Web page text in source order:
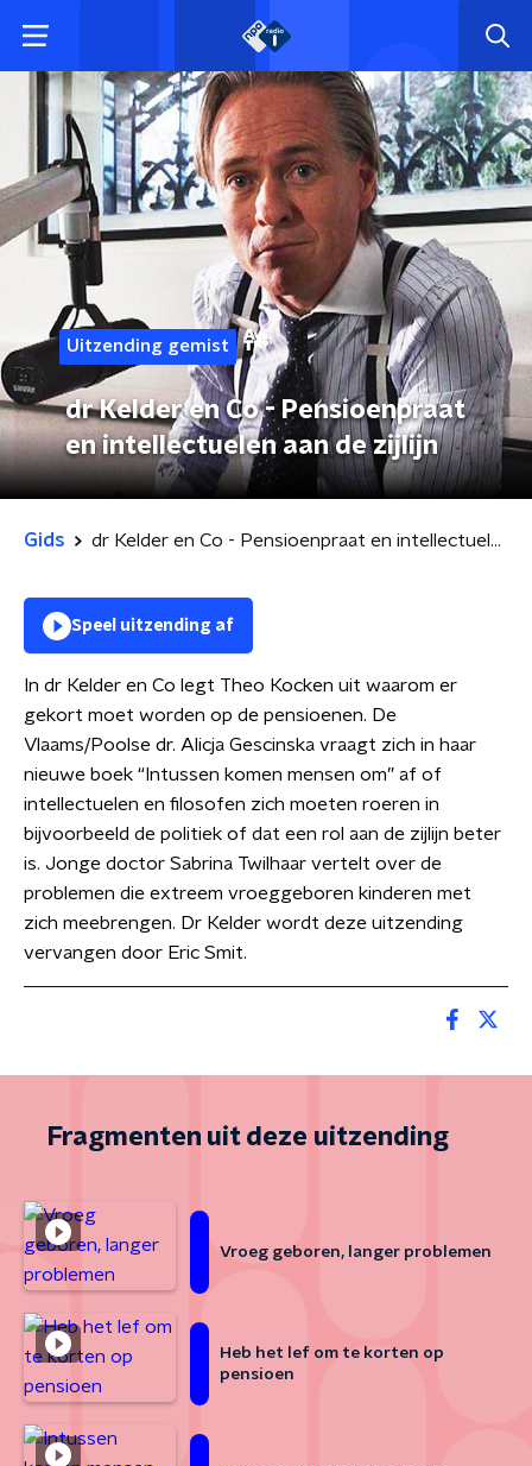
Uitzending gemist
dr Kelder en Co - Pensioenpraat
en intellectuelen aan de zijlijn
Gids dr Kelder en Co - Pensioenpraat en intellectuelen aan de zijlijn
Speel uitzending af
In dr Kelder en Co legt Theo Kocken uit waarom er
gekort moet worden op de pensioenen. De
Vlaams/Poolse dr. Alicja Gescinska vraagt zich in haar
nieuwe boek “Intussen komen mensen om” af of
intellectuelen en filosofen zich moeten roeren in
bijvoorbeeld de politiek of dat een rol aan de zijlijn beter
is. Jonge doctor Sabrina Twilhaar vertelt over de
problemen die extreem vroeggeboren kinderen met
zich meebrengen. Dr Kelder wordt deze uitzending
vervangen door Eric Smit.
Fragmenten uit deze uitzending
Vroeg geboren, langer problemen
Heb het lef om te korten op
pensioen